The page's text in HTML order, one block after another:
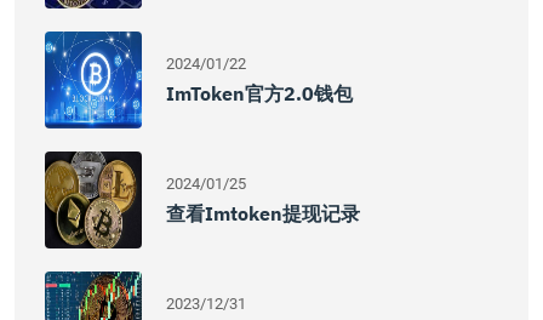
2024/01/22
ImToken官方2.0钱包
2024/01/25
查看imtoken提现记录
2023/12/31